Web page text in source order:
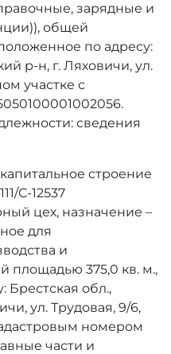
зарядные и
общей
по адресу:
р-н, г. Ляховичи, ул.
участке с
сведения
строение
С-12537
цех, назначение –
для
и
площадью 375,0 кв. м.,
Брестская обл.,
ул. Трудовая, 9/6,
номером
части и